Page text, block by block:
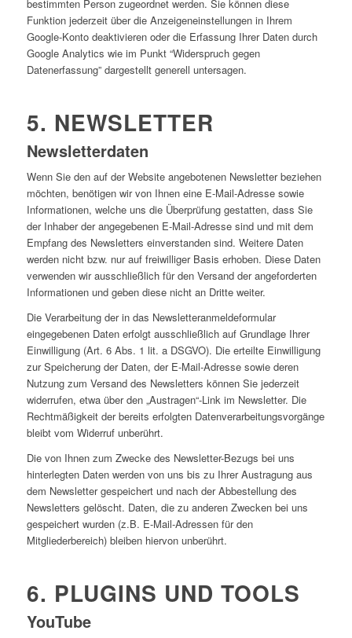
bestimmten Person zugeordnet werden. Sie können diese
Funktion jederzeit über die Anzeigeneinstellungen in Ihrem
Google-Konto deaktivieren oder die Erfassung Ihrer Daten durch
Google Analytics wie im Punkt “Widerspruch gegen
Datenerfassung” dargestellt generell untersagen.
5. NEWSLETTER
Newsletterdaten
Wenn Sie den auf der Website angebotenen Newsletter beziehen
möchten, benötigen wir von Ihnen eine E-Mail-Adresse sowie
Informationen, welche uns die Überprüfung gestatten, dass Sie
der Inhaber der angegebenen E-Mail-Adresse sind und mit dem
Empfang des Newsletters einverstanden sind. Weitere Daten
werden nicht bzw. nur auf freiwilliger Basis erhoben. Diese Daten
verwenden wir ausschließlich für den Versand der angeforderten
Informationen und geben diese nicht an Dritte weiter.
Die Verarbeitung der in das Newsletteranmeldeformular
eingegebenen Daten erfolgt ausschließlich auf Grundlage Ihrer
Einwilligung (Art. 6 Abs. 1 lit. a DSGVO). Die erteilte Einwilligung
zur Speicherung der Daten, der E-Mail-Adresse sowie deren
Nutzung zum Versand des Newsletters können Sie jederzeit
widerrufen, etwa über den „Austragen“-Link im Newsletter. Die
Rechtmäßigkeit der bereits erfolgten Datenverarbeitungsvorgänge
bleibt vom Widerruf unberührt.
Die von Ihnen zum Zwecke des Newsletter-Bezugs bei uns
hinterlegten Daten werden von uns bis zu Ihrer Austragung aus
dem Newsletter gespeichert und nach der Abbestellung des
Newsletters gelöscht. Daten, die zu anderen Zwecken bei uns
gespeichert wurden (z.B. E-Mail-Adressen für den
Mitgliederbereich) bleiben hiervon unberührt.
6. PLUGINS UND TOOLS
YouTube